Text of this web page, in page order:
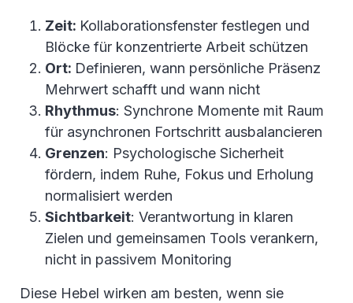
Zeit: Kollaborationsfenster festlegen und
Blöcke für konzentrierte Arbeit schützen
Ort: Definieren, wann persönliche Präsenz
Mehrwert schafft und wann nicht
Rhythmus: Synchrone Momente mit Raum
für asynchronen Fortschritt ausbalancieren
Grenzen: Psychologische Sicherheit
fördern, indem Ruhe, Fokus und Erholung
normalisiert werden
Sichtbarkeit: Verantwortung in klaren
Zielen und gemeinsamen Tools verankern,
nicht in passivem Monitoring
Diese Hebel wirken am besten, wenn sie